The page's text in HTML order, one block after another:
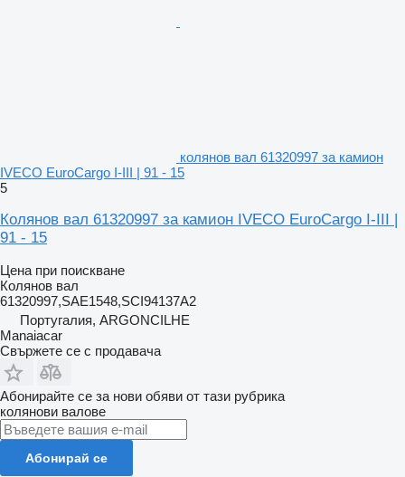
колянов вал 61320997 за камион
IVECO EuroCargo I-III | 91 - 15
5
Колянов вал 61320997 за камион IVECO EuroCargo I-III |
91 - 15
Цена при поискване
Колянов вал
61320997,SAE1548,SCI94137A2
Португалия, ARGONCILHE
Manaiacar
Свържете се с продавача
Абонирайте се за нови обяви от тази рубрика
колянови валове
Абонирай се